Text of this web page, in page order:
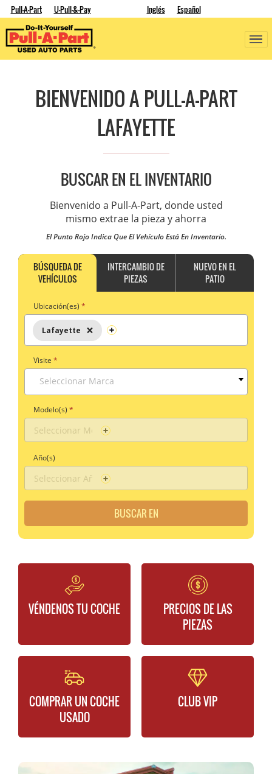
Pull-A-Part U-Pull-&-Pay Inglés Español
BIENVENIDO A PULL-A-PART
LAFAYETTE
VÉNDENOS TU COCHE
PRECIOS DE LAS
PIEZAS
COMPRAR UN COCHE
USADO
CLUB VIP
BUSCAR EN EL INVENTARIO
Bienvenido a Pull-A-Part, donde usted
mismo extrae la pieza y ahorra
El Punto Rojo Indica Que El Vehículo Está En Inventario.
BÚSQUEDA DE
VEHÍCULOS
INTERCAMBIO DE
PIEZAS
NUEVO EN EL
PATIO
Ubicación(es) *
×
Lafayette
Visite *
Seleccionar Marca
Modelo(s) *
Año(s)
BUSCAR EN